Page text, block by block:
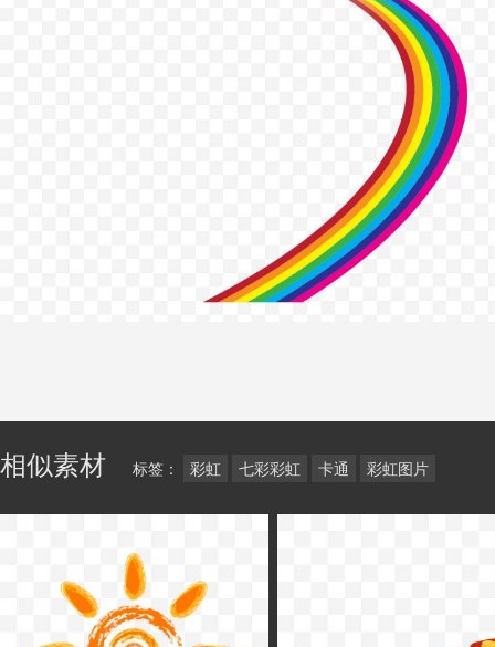
相似素材 标签： 彩虹 七彩彩虹 卡通 彩虹图片